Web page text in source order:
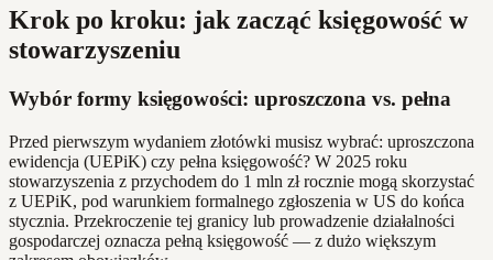
Krok po kroku: jak zacząć księgowość w
stowarzyszeniu
Wybór formy księgowości: uproszczona vs. pełna
Przed pierwszym wydaniem złotówki musisz wybrać: uproszczona
ewidencja (UEPiK) czy pełna księgowość? W 2025 roku
stowarzyszenia z przychodem do 1 mln zł rocznie mogą skorzystać
z UEPiK, pod warunkiem formalnego zgłoszenia w US do końca
stycznia. Przekroczenie tej granicy lub prowadzenie działalności
gospodarczej oznacza pełną księgowość — z dużo większym